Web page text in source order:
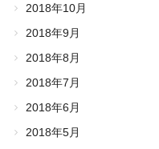
2018年10月
2018年9月
2018年8月
2018年7月
2018年6月
2018年5月